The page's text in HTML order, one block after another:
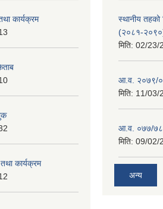
कार्यक्रम
कार्यक्रम
स्थानीय तहको
(२०८१-
मिति: 02/23/
आ.व. २०७९/
मिति: 11/03/
आ.व. ०७७/७८
मिति: 09/02/
अन्य